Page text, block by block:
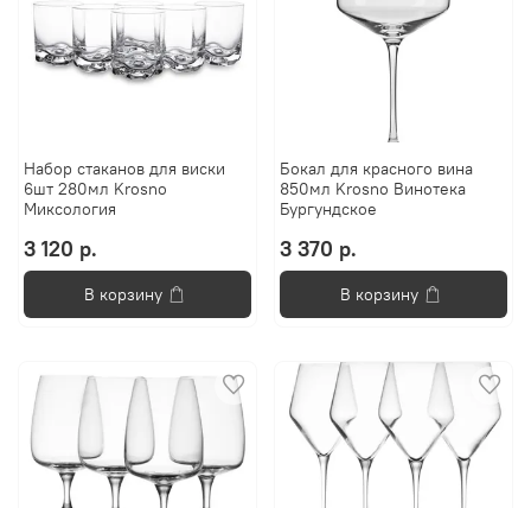
Набор стаканов для виски
6шт 280мл Krosno
Миксология
3 120 р.
В корзину
Бокал для красного вина
850мл Krosno Винотека
Бургундское
3 370 р.
В корзину